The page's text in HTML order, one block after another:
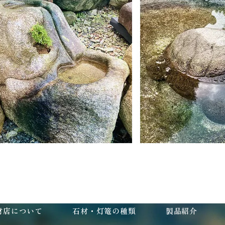
店について 石材・灯篭の種類 製品紹介